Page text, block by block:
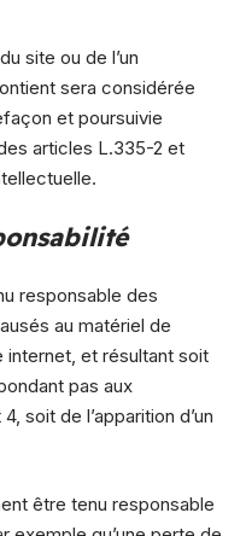
site ou de l’un
sera considérée
et poursuivie
articles L.335-2 et
responsable des
au matériel de
internet, et résultant soit
pas aux
soit de l’apparition d’un
être tenu responsable